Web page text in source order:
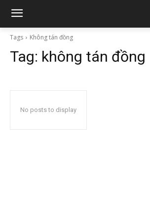
Tags Không tán đồng
Tag: không tán đồng
No posts to display